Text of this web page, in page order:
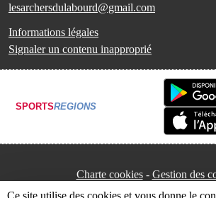
lesarchersdulabourd@gmail.com
Informations légales
Signaler un contenu inapproprié
SPORTSREGIONS
Charte cookies Gestion des
Ce site utilise des cookies et vous donne le